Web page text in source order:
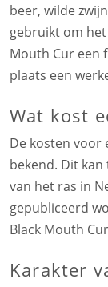
beer, wilde
gebruikt om het
Mouth Cur een
plaats een
Wat kost
De kosten voor
bekend. Dit
van het ras in
gepubliceerd
Black Mouth
Karakter